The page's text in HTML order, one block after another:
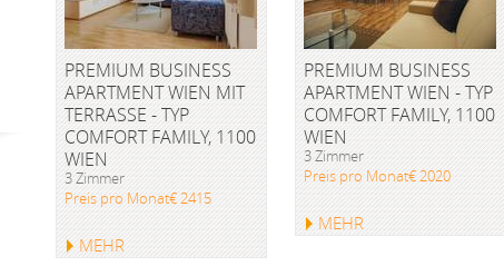
PREMIUM BUSINESS
APARTMENT WIEN MIT
TERRASSE - TYP
COMFORT FAMILY, 1100
WIEN
3 Zimmer
Preis pro Monat€ 2415
MEHR
PREMIUM BUSINESS
APARTMENT WIEN - TYP
COMFORT FAMILY, 1100
WIEN
3 Zimmer
Preis pro Monat€ 2020
MEHR